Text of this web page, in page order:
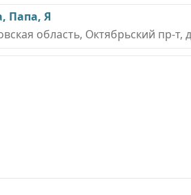
Папа, Я
область, Октябрьский пр-т,